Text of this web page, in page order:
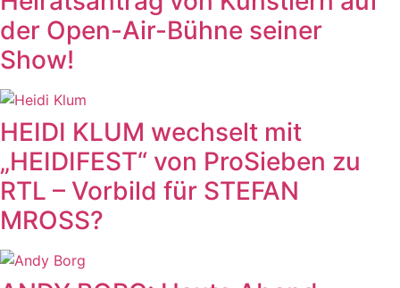
der Open-Air-Bühne seiner
Show!
HEIDI KLUM wechselt mit
„HEIDIFEST“ von ProSieben zu
RTL – Vorbild für STEFAN
MROSS?